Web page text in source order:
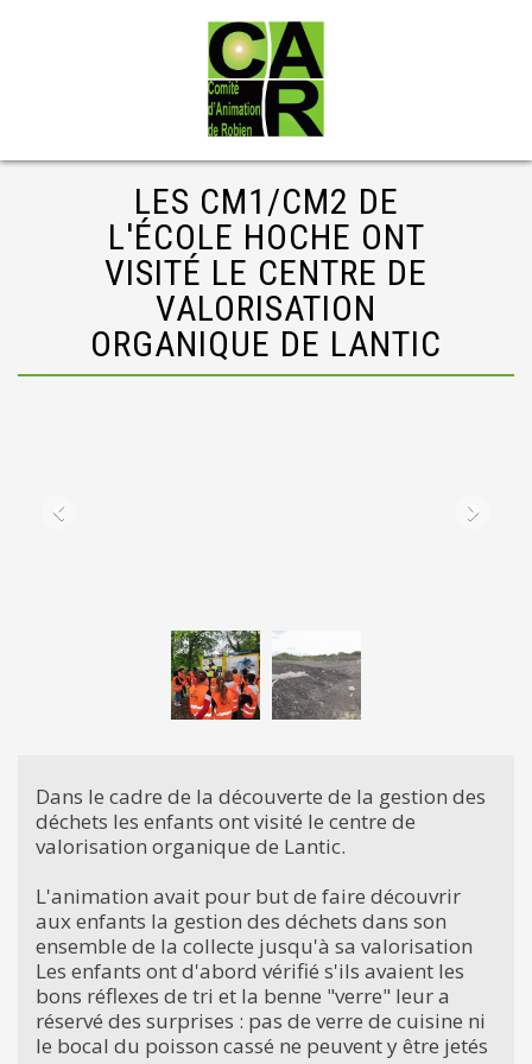
LES CM1/CM2 DE
L'ÉCOLE HOCHE ONT
VISITÉ LE CENTRE DE
VALORISATION
ORGANIQUE DE LANTIC
Dans le cadre de la découverte de la gestion des
déchets les enfants ont visité le centre de
valorisation organique de Lantic.
L'animation avait pour but de faire découvrir
aux enfants la gestion des déchets dans son
ensemble de la collecte jusqu'à sa valorisation
Les enfants ont d'abord vérifié s'ils avaient les
bons réflexes de tri et la benne "verre" leur a
réservé des surprises : pas de verre de cuisine ni
le bocal du poisson cassé ne peuvent y être jetés